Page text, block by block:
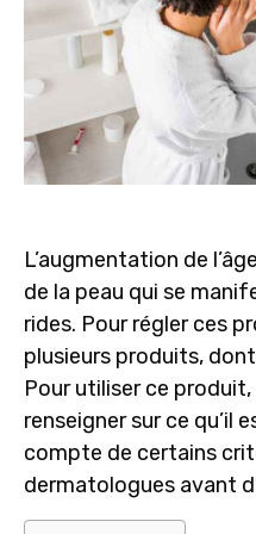
L’augmentation de
de la peau qui se
rides. Pour régler ces
plusieurs produits,
Pour utiliser ce
renseigner sur ce qu’il
compte de certains
dermatologues avant